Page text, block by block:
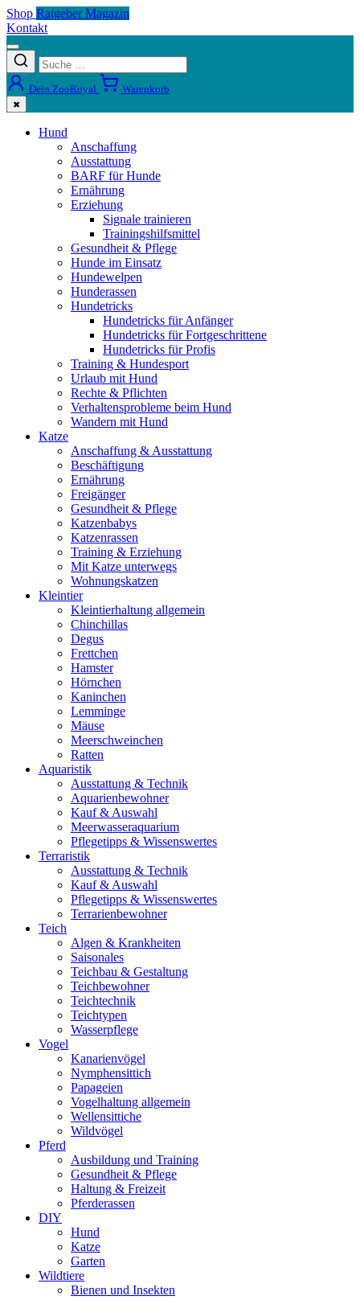
Shop Ratgeber Magazin
Kontakt
Dein ZooRoyal Warenkorb
✖
Hund
Anschaffung
Ausstattung
BARF für Hunde
Ernährung
Erziehung
Signale trainieren
Trainingshilfsmittel
Gesundheit & Pflege
Hunde im Einsatz
Hundewelpen
Hunderassen
Hundetricks
Hundetricks für Anfänger
Hundetricks für Fortgeschrittene
Hundetricks für Profis
Training & Hundesport
Urlaub mit Hund
Rechte & Pflichten
Verhaltensprobleme beim Hund
Wandern mit Hund
Katze
Anschaffung & Ausstattung
Beschäftigung
Ernährung
Freigänger
Gesundheit & Pflege
Katzenbabys
Katzenrassen
Training & Erziehung
Mit Katze unterwegs
Wohnungskatzen
Kleintier
Kleintierhaltung allgemein
Chinchillas
Degus
Frettchen
Hamster
Hörnchen
Kaninchen
Lemminge
Mäuse
Meerschweinchen
Ratten
Aquaristik
Ausstattung & Technik
Aquarienbewohner
Kauf & Auswahl
Meerwasseraquarium
Pflegetipps & Wissenswertes
Terraristik
Ausstattung & Technik
Kauf & Auswahl
Pflegetipps & Wissenswertes
Terrarienbewohner
Teich
Algen & Krankheiten
Saisonales
Teichbau & Gestaltung
Teichbewohner
Teichtechnik
Teichtypen
Wasserpflege
Vogel
Kanarienvögel
Nymphensittich
Papageien
Vogelhaltung allgemein
Wellensittiche
Wildvögel
Pferd
Ausbildung und Training
Gesundheit & Pflege
Haltung & Freizeit
Pferderassen
DIY
Hund
Katze
Garten
Wildtiere
Bienen und Insekten